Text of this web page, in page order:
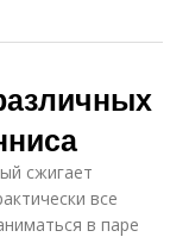
сжигает
все
в паре